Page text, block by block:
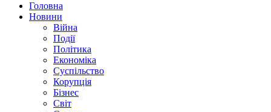
Головна
Новини
Війна
Події
Політика
Економіка
Суспільство
Корупція
Бізнес
Світ